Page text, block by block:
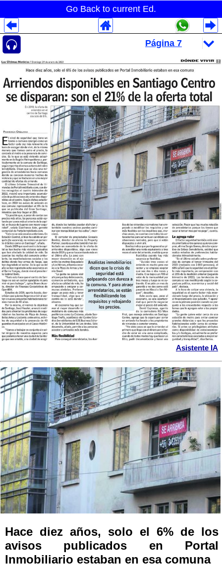
Go Back to current Ed.
Asistente IA
Hace diez años, solo el 6% de los
avisos publicados en Portal
Inmobiliario estaban en esa comuna
Despliegues Analytics
Despliegues Totales
Despliegues por Rubros